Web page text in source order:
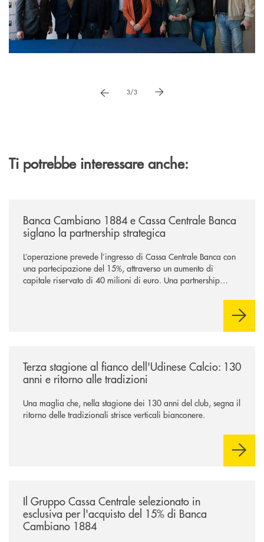
vai a immagne precedente
3/3 vai a immagine successiva
Ti potrebbe interessare anche:
Banca Cambiano 1884 e Cassa Centrale Banca
siglano la partnership strategica
L’operazione prevede l’ingresso di Cassa Centrale Banca con
una partecipazione del 15%, attraverso un aumento di
capitale riservato di 40 milioni di euro. Una partnership
comuni e sulla prossimità ai territori, per ampliare l’offerta e
Terza stagione al fianco dell'Udinese Calcio: 130
anni e ritorno alle tradizioni
Una maglia che, nella stagione dei 130 anni del club, segna il
ritorno delle tradizionali strisce verticali bianconere.
Il Gruppo Cassa Centrale selezionato in
esclusiva per l'acquisto del 15% di Banca
Cambiano 1884